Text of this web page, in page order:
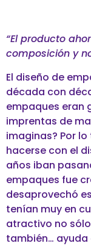
“El producto
composición y
El diseño de
década con
empaques eran
imprentas de
imaginas? Por
hacerse con el
años iban
empaques fue
desaprovechó
tenían muy en
atractivo no
también… ayuda